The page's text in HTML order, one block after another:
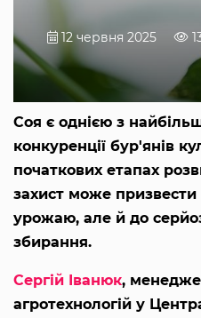
12 червня 2025
Соя є однією з
конкуренції бур'янів
початкових етапах
захист може
урожаю, але й до
збирання.
Сергій Іванюк,
агротехнологій у